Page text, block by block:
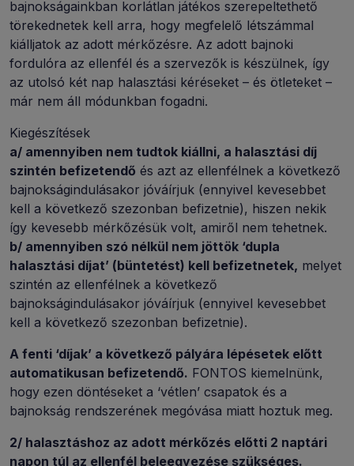
bajnokságainkban korlátlan játékos szerepeltethető
törekednetek kell arra, hogy megfelelő létszámmal
kiálljatok az adott mérkőzésre. Az adott bajnoki
fordulóra az ellenfél és a szervezők is készülnek, így
az utolsó két nap halasztási kéréseket – és ötleteket –
már nem áll módunkban fogadni.
Kiegészítések
a/ amennyiben nem tudtok kiállni, a halasztási díj
szintén befizetendő és azt az ellenfélnek a következő
bajnokságindulásakor jóváírjuk (ennyivel kevesebbet
kell a következő szezonban befizetnie), hiszen nekik
így kevesebb mérkőzésük volt, amiről nem tehetnek.
b/ amennyiben szó nélkül nem jöttök ‘dupla
halasztási díjat’ (büntetést) kell befizetnetek, melyet
szintén az ellenfélnek a következő
bajnokságindulásakor jóváírjuk (ennyivel kevesebbet
kell a következő szezonban befizetnie).
A fenti ‘díjak’ a következő pályára lépésetek előtt
automatikusan befizetendő. FONTOS kiemelnünk,
hogy ezen döntéseket a ‘vétlen’ csapatok és a
bajnokság rendszerének megóvása miatt hoztuk meg.
2/ halasztáshoz az adott mérkőzés előtti 2 naptári
napon túl az ellenfél beleegyezése szükséges.